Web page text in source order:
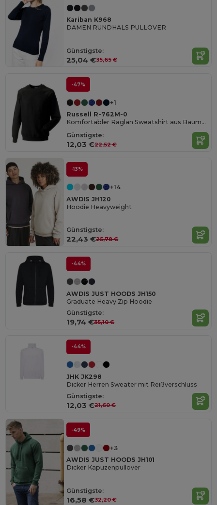
Kariban K968
DAMEN RUNDHALS PULLOVER
Günstigste:
25,04 €35,65 €
-47%
+1
Russell R-762M-0
Komfortabler Raglan Sweatshirt aus Baumwollmischung
Günstigste:
12,03 €22,52 €
-13%
+14
AWDIS JH120
Hoodie Heavyweight
Günstigste:
22,43 €25,78 €
-44%
AWDIS JUST HOODS JH150
Graduate Heavy Zip Hoodie
Günstigste:
19,74 €35,10 €
-44%
JHK JK298
Dicker Herren Sweater mit Reißverschluss
Günstigste:
12,03 €21,60 €
-49%
+3
AWDIS JUST HOODS JH101
Dicker Kapuzenpullover
Günstigste:
16,58 €32,20 €